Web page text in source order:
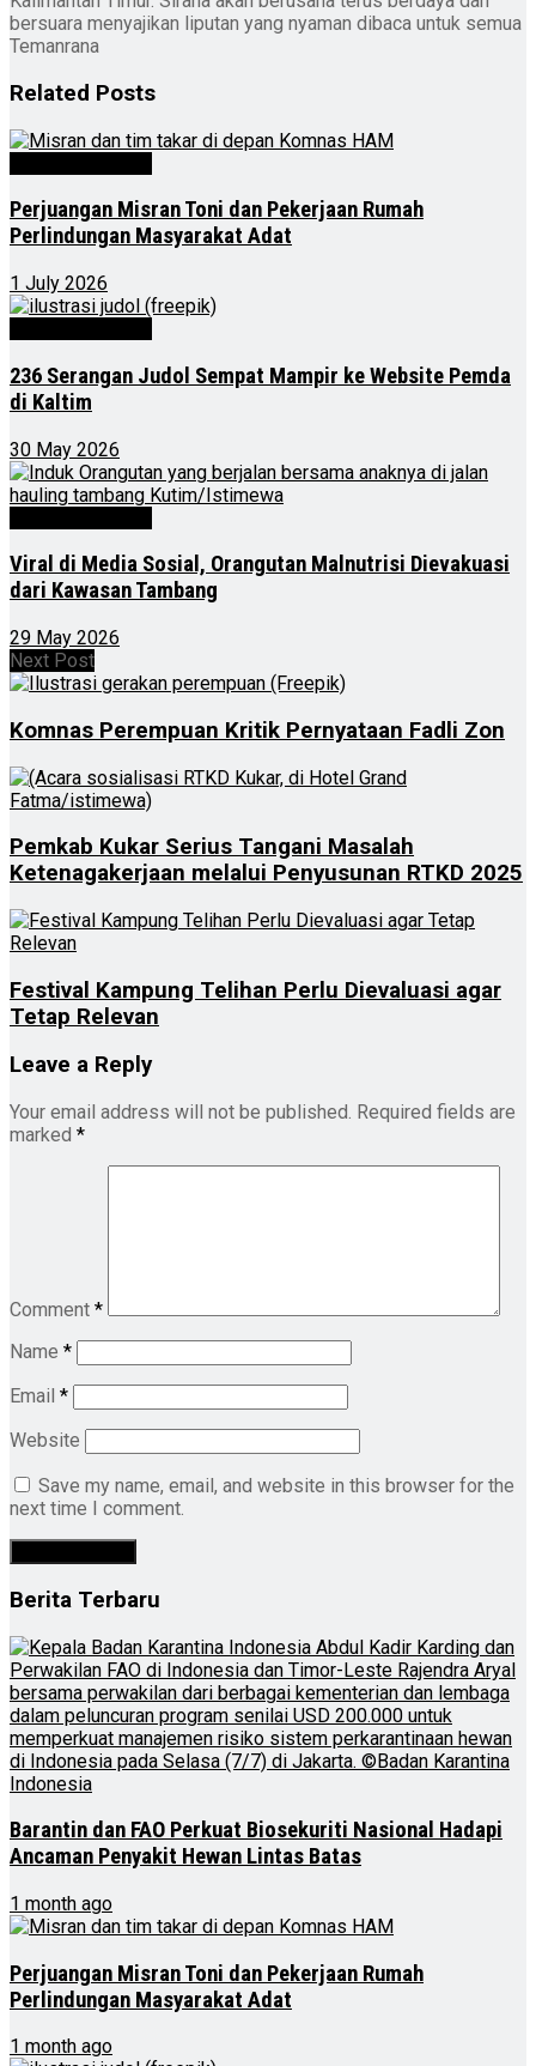
bersuara menyajikan liputan yang nyaman dibaca untuk semua
Temanrana
Related Posts
Perjuangan Misran Toni dan Pekerjaan Rumah
Perlindungan Masyarakat Adat
1 July 2026
236 Serangan Judol Sempat Mampir ke Website Pemda
di Kaltim
30 May 2026
Viral di Media Sosial, Orangutan Malnutrisi Dievakuasi
dari Kawasan Tambang
29 May 2026
Next Post
Komnas Perempuan Kritik Pernyataan Fadli Zon
Pemkab Kukar Serius Tangani Masalah
Ketenagakerjaan melalui Penyusunan RTKD 2025
Festival Kampung Telihan Perlu Dievaluasi agar
Tetap Relevan
Leave a Reply
Your email address will not be published. Required fields are
marked *
Comment *
Name *
Email *
Website
Save my name, email, and website in this browser for the
next time I comment.
Berita Terbaru
Barantin dan FAO Perkuat Biosekuriti Nasional Hadapi
Ancaman Penyakit Hewan Lintas Batas
1 month ago
Perjuangan Misran Toni dan Pekerjaan Rumah
Perlindungan Masyarakat Adat
1 month ago